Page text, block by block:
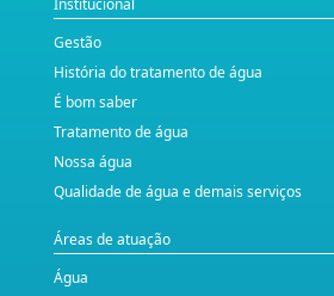
Institucional
Gestão
História do tratamento de água
É bom saber
Tratamento de água
Nossa água
Qualidade de água e demais serviços
Áreas de atuação
Água